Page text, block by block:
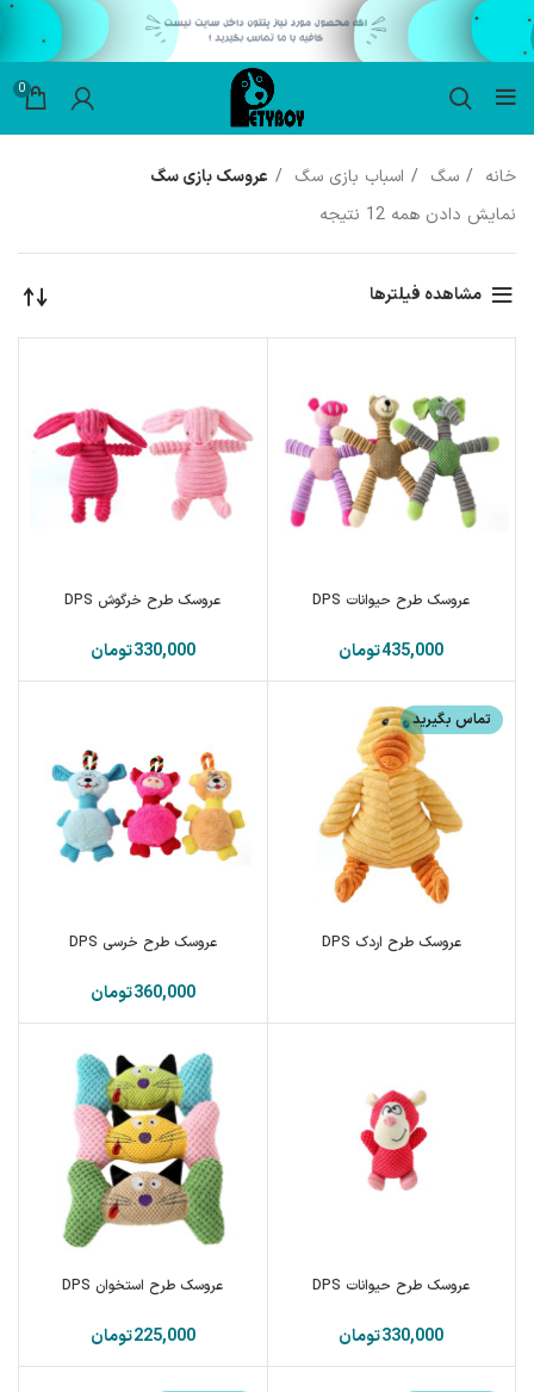
0
خانه سگ اسباب بازی سگ
عروسک بازی سگ
نمایش دادن همه 12 نتیجه
مشاهده فیلترها
عروسک طرح حیوانات DPS
تومان
عروسک طرح خرگوش DPS
تومان
تماس بگیرید
عروسک طرح اردک DPS عروسک طرح خرسی DPS
تومان
عروسک طرح حیوانات DPS
تومان
عروسک طرح استخوان DPS
تومان